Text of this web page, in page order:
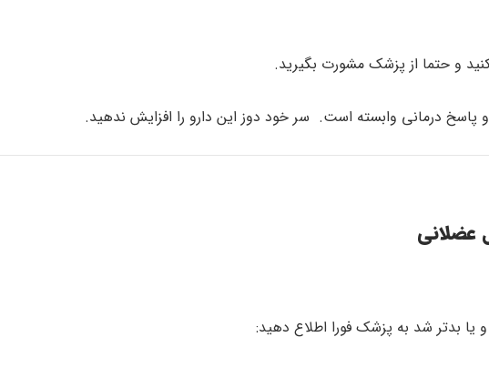
و حتما از پزشک مشورت بگیرید.
درمانی وابسته است. سر خود دوز این دارو را افزایش ندهید.
عضلانی
یا بدتر شد به پزشک فورا اطلاع دهید: